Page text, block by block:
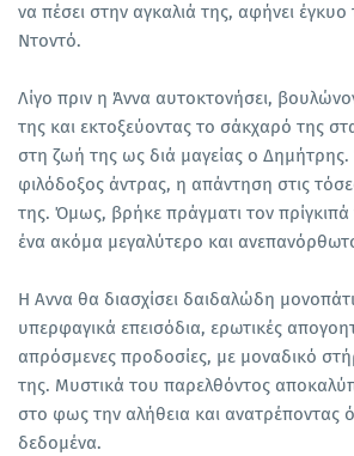
να πέσει στην αγκαλιά της, αφήνει
Ντοντό.
Λίγο πριν η Άννα αυτοκτονήσει,
της και εκτοξεύοντας το σάκχαρό της
στη ζωή της ως διά μαγείας ο Δημήτρης.
φιλόδοξος άντρας, η απάντηση στις
της. Όμως, βρήκε πράγματι τον πρίγκιπά
ένα ακόμα μεγαλύτερο και
Η Αννα θα διασχίσει δαιδαλώδη
υπερφαγικά επεισόδια, ερωτικές
απρόσμενες προδοσίες, με μοναδικό
της. Μυστικά του παρελθόντος
στο φως την αλήθεια και ανατρέποντας
δεδομένα.